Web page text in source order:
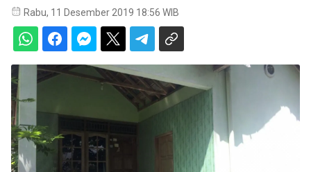
Rabu, 11 Desember 2019 18:56 WIB